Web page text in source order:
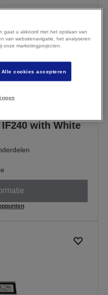
with White
gaat u akkoord met het opslaan van
van websitenavigatie, het analyseren
marketingprojecten.
Alle cookies accepteren